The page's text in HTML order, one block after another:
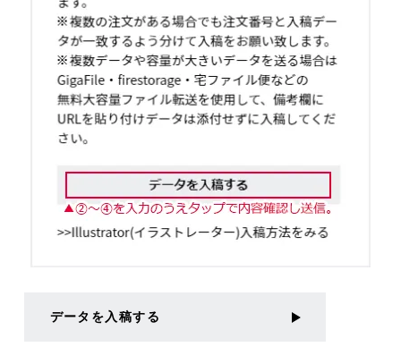
データを入稿する